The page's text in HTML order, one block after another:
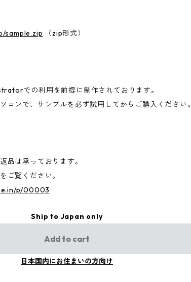
sample.zip （zip形式）
での利用を前提に制作されております。
コンで、サンプルを必ず試用してからご購入ください。
品は承っております。
ご覧ください。
p/00003
Ship to Japan only
Add to cart
日本国内にお住まいの方向け